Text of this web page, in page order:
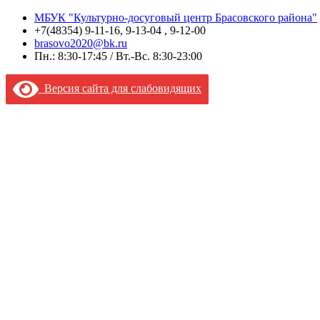
МБУК "Культурно-досуговый центр Брасовского района"
+7(48354) 9-11-16, 9-13-04 , 9-12-00
brasovo2020@bk.ru
Пн.: 8:30-17:45 / Вт.-Вс. 8:30-23:00
Версия сайта для слабовидящих